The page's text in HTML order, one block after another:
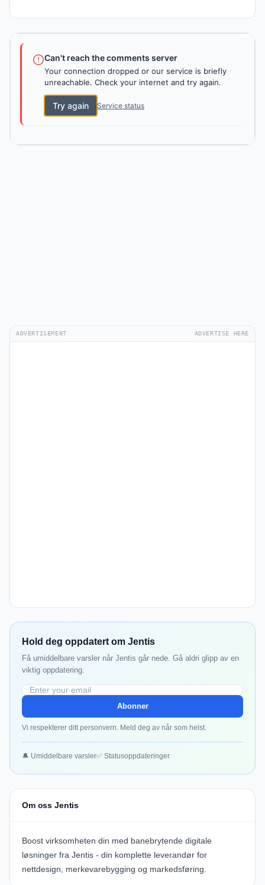
Can't reach the comments server
Your connection dropped or our service is briefly
unreachable. Check your internet and try again.
Try again Service status
ADVERTISEMENT ADVERTISE HERE
Hold deg oppdatert om Jentis
Få umiddelbare varsler når Jentis går nede. Gå aldri glipp av en
viktig oppdatering.
Abonner
Vi respekterer ditt personvern. Meld deg av når som helst.
🔔 Umiddelbare varsler✅ Statusoppdateringer
Om oss Jentis
Boost virksomheten din med banebrytende digitale
løsninger fra Jentis - din komplette leverandør for
nettdesign, merkevarebygging og markedsføring.